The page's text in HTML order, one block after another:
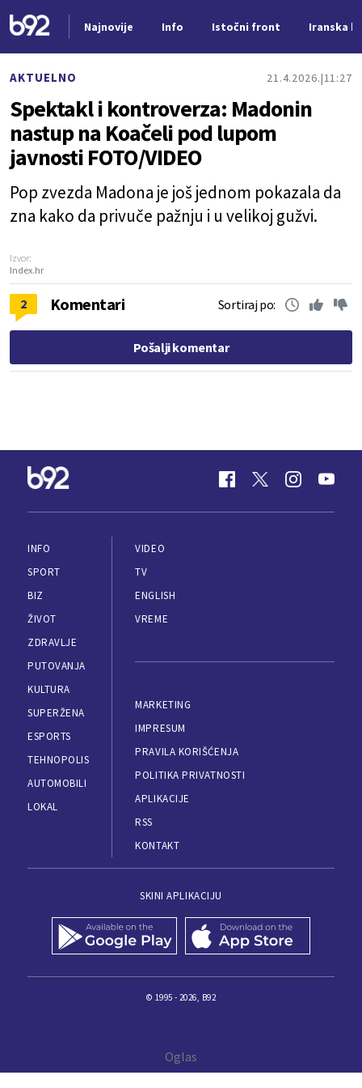
Najnovije Info Istočni front Iranska
AKTUELNO 21.4.2026. 11:27
Spektakl i kontroverza: Madonin
nastup na Koačeli pod lupom
javnosti FOTO/VIDEO
Pop zvezda Madona je još jednom pokazala da
zna kako da privuče pažnju i u velikoj gužvi.
Izvor:
Index.hr
2 Komentari Sortiraj po:
Pošalji komentar
INFO
SPORT
BIZ
ŽIVOT
ZDRAVLJE
PUTOVANJA
KULTURA
SUPERŽENA
ESPORTS
TEHNOPOLIS
AUTOMOBILI
LOKAL
VIDEO
TV
ENGLISH
VREME
MARKETING
IMPRESUM
PRAVILA KORIŠĆENJA
POLITIKA PRIVATNOSTI
APLIKACIJE
RSS
KONTAKT
SKINI APLIKACIJU
© 1995 - 2026, B92